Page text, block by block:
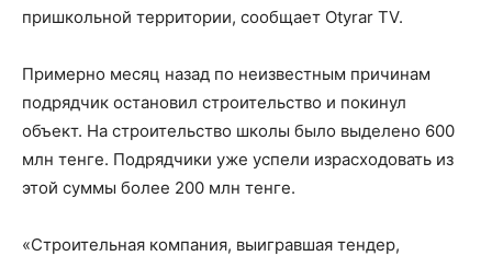
пришкольной территории, сообщает Otyrar TV.
Примерно месяц назад по неизвестным причинам
подрядчик остановил строительство и покинул
объект. На строительство школы было выделено 600
млн тенге. Подрядчики уже успели израсходовать из
этой суммы более 200 млн тенге.
«Строительная компания, выигравшая тендер,